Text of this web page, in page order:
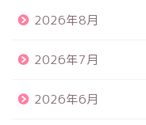
2026年8月
2026年7月
2026年6月